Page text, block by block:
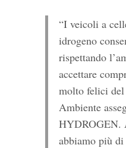
“I veicoli a
idrogeno
rispettando
accettare
molto felici
Ambiente
HYDROGEN.
abbiamo più